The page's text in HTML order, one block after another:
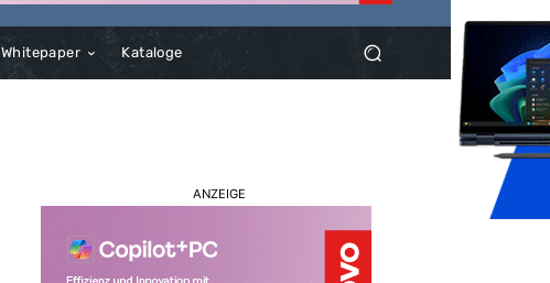
Whitepaper Kataloge
ANZEIGE